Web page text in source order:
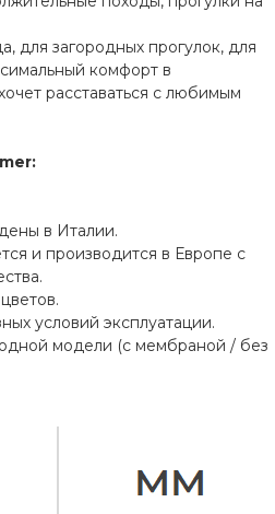
для загородных прогулок, для
комфорт в
расставаться с любимым
в Италии.
и производится в Европе с
условий эксплуатации.
модели (с мембраной / без